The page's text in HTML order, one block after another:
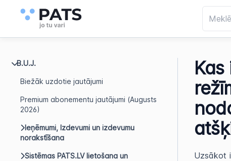
B.U.J.
Biežāk uzdotie jautājumi
Premium abonementu jautājumi (Augusts
2026)
Ieņēmumi, Izdevumi un izdevumu
norakstīšana
Sistēmas PATS.LV lietošana un
Uzsākot